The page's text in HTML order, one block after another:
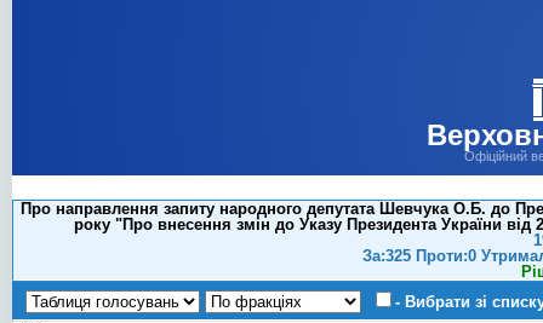
Офіційний
Про направлення запиту народного депутата Шевчука О.Б. до
року "Про внесення змін до Указу Президента України від
За:325 Проти:0
- Вибрати зі